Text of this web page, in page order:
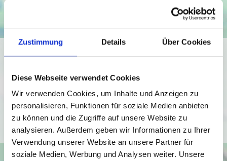
Zustimmung Details Über Cookies
Diese Webseite verwendet Cookies
Wir verwenden Cookies, um Inhalte und Anzeigen zu
personalisieren, Funktionen für soziale Medien anbieten
zu können und die Zugriffe auf unsere Website zu
analysieren. Außerdem geben wir Informationen zu Ihrer
Verwendung unserer Website an unsere Partner für
soziale Medien, Werbung und Analysen weiter. Unsere
Datenschutzbedingungen von Google
(https://policies.google.com/privacy).
Ich bin einverstanden